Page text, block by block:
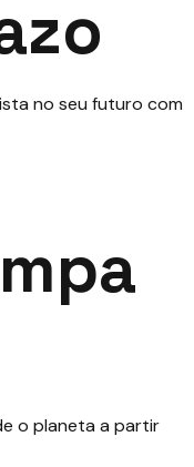
no seu futuro com
o planeta a partir